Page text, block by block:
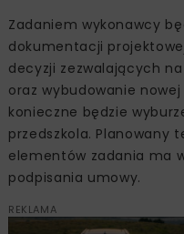
Zadaniem wykonawcy
dokumentacji
decyzji zezwalających
oraz wybudowanie
konieczne będzie
przedszkola. Planowany
elementów zadania ma
podpisania umowy.
REKLAMA